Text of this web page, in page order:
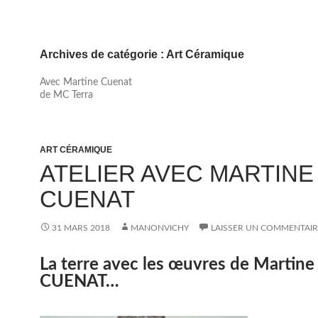
Archives de catégorie : Art Céramique
Avec Martine Cuenat
de MC Terra
ART CÉRAMIQUE
ATELIER AVEC MARTINE
CUENAT
31 MARS 2018 MANONVICHY LAISSER UN
La terre avec les œuvres de Martine
CUENAT…